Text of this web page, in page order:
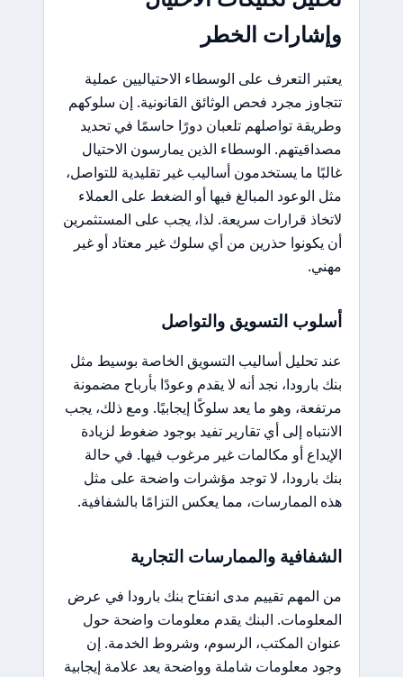
وإشارات الخطر
يعتبر التعرف على الوسطاء الاحتياليين عملية
تتجاوز مجرد فحص الوثائق القانونية. إن سلوكهم
وطريقة تواصلهم تلعبان دورًا حاسمًا في تحديد
مصداقيتهم. الوسطاء الذين يمارسون الاحتيال
غالبًا ما يستخدمون أساليب غير تقليدية للتواصل،
مثل الوعود المبالغ فيها أو الضغط على العملاء
لاتخاذ قرارات سريعة. لذا، يجب على المستثمرين
أن يكونوا حذرين من أي سلوك غير معتاد أو غير
مهني.
أسلوب التسويق والتواصل
عند تحليل أساليب التسويق الخاصة بوسيط مثل
بنك بارودا، نجد أنه لا يقدم وعودًا بأرباح مضمونة
مرتفعة، وهو ما يعد سلوكًا إيجابيًا. ومع ذلك، يجب
الانتباه إلى أي تقارير تفيد بوجود ضغوط لزيادة
الإيداع أو مكالمات غير مرغوب فيها. في حالة
بنك بارودا، لا توجد مؤشرات واضحة على مثل
هذه الممارسات، مما يعكس التزامًا بالشفافية.
الشفافية والممارسات التجارية
من المهم تقييم مدى انفتاح بنك بارودا في عرض
المعلومات. البنك يقدم معلومات واضحة حول
عنوان المكتب، الرسوم، وشروط الخدمة. إن
وجود معلومات شاملة وواضحة يعد علامة إيجابية